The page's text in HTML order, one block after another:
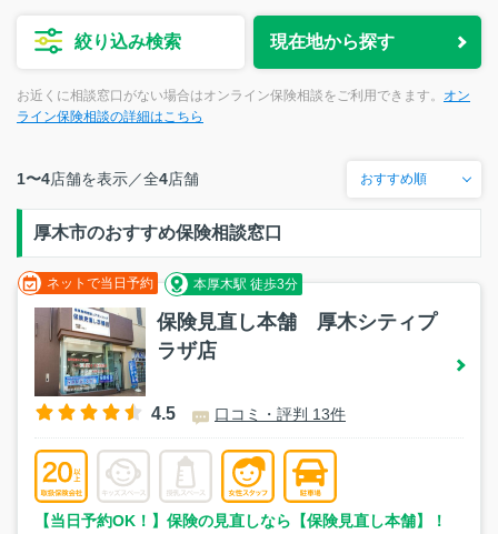
絞り込み検索 現在地から探す
お近くに相談窓口がない場合はオンライン保険相談をご利用できます。 オン
ライン保険相談の詳細はこちら
1〜4店舗を表示／全4店舗
厚木市のおすすめ保険相談窓口
ネットで当日予約 本厚木駅 徒歩3分
保険見直し本舗 厚木シティプ
ラザ店
4.5 口コミ・評判 13件
【当日予約OK！】保険の見直しなら【保険見直し本舗】！